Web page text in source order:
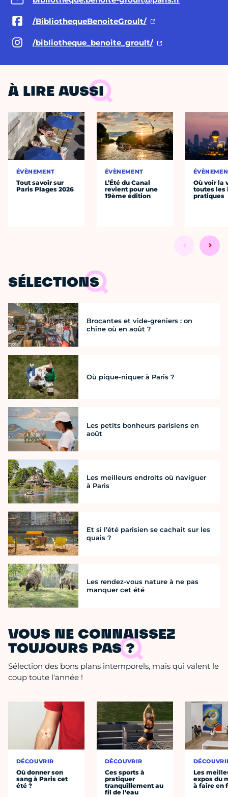
/BibliothequeBenoiteGroult/
/bibliotheque_benoite_groult/
À LIRE AUSSI
ÉVÈNEMENT
Tout savoir sur
Paris Plages 2026
ÉVÈNEMENT
L’Été du Canal
revient pour une
19ème édition
Où voir la
toutes les
pratiques
SÉLECTIONS
Brocantes et vide-greniers : on
chine où en août ?
Où pique-niquer à Paris ?
Les petits bonheurs parisiens en
août
Les meilleurs endroits où naviguer
à Paris
Et si l’été parisien se cachait sur les
quais ?
Les rendez-vous nature à ne pas
manquer cet été
VOUS NE CONNAISSEZ
TOUJOURS PAS ?
Sélection des bons plans intemporels, mais qui valent le
coup toute l'année !
DÉCOUVRIR
Où donner son
sang à Paris cet
été ?
DÉCOUVRIR
Ces sports à
pratiquer
tranquillement au
fil de l’eau
Les
expos du
à faire en